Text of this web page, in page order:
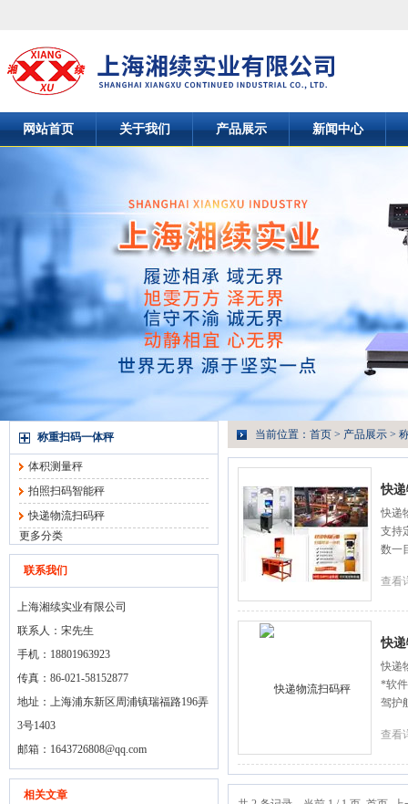
网站首页 关于我们 产品展示 新闻中心
称重扫码一体秤
体积测量秤
拍照扫码智能秤
快递物流扫码秤
更多分类
联系我们
上海湘续实业有限公司
联系人：宋先生
手机：18801963923
传真：86-021-58152877
地址：上海浦东新区周浦镇瑞福路196弄
3号1403
邮箱： 1643726808@qq.com
相关文章
当前位置： 首页 > 产品展示 >
快
快递
支持
数一
查看
快
快递
*软
驾护
查看